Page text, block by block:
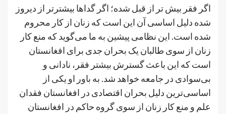
اگر فقر بیش ‌تر از قبل شده؛ اگر گداها بیشتر‌تر از دیروز
شده دلیل اساسی آن این است که زنان از کار محروم
شده است. این نظامی پیشین به ما می‌گوید که منع کار
زنان از سوی طالبان یک بحران جدی برای افغانستان
است که این باعث گسترش بیشتر فقر، نادانی و
بی‌سوادی در جامعه خواهد شد. به باور او یکی از
اساسی‌ترین دلیل بحران اقتصادی در افغانستان فقدان
علم و منع کار زنان از سوی گروه حاکم در افغانستان